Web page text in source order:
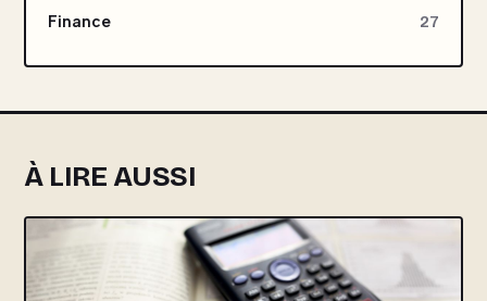
Finance 27
À LIRE AUSSI